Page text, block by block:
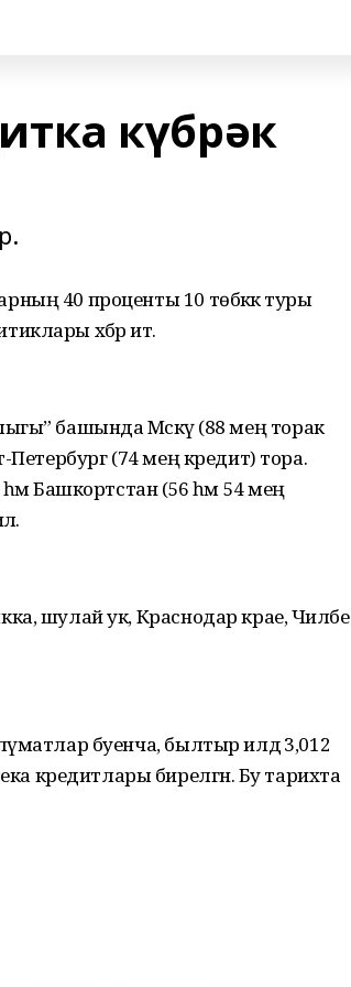
күбрәк
40 проценты 10 төбәккә туры
хәбәр итә.
башында Мәскәү (88 мең торак
Петербург (74 мең кредит) тора.
Башкортстан (56 һәм 54 мең
шулай ук, Краснодар крае, Чиләбе
буенча, былтыр илдә 3,012
кредитлары бирелгән. Бу тарихта